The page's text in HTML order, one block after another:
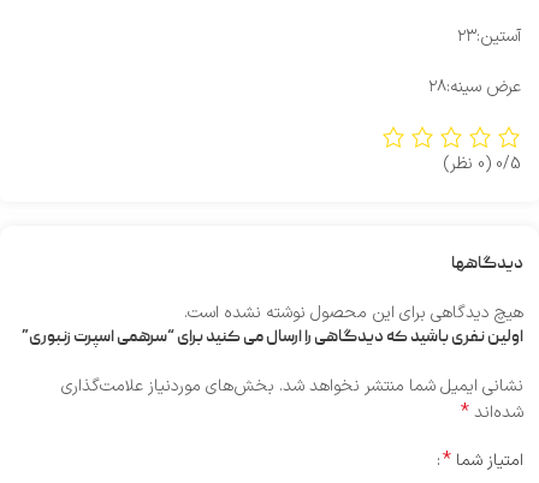
آستین:۲۳
عرض سینه:۲۸
0/5 (0 نظر)
دیدگاهها
هیچ دیدگاهی برای این محصول نوشته نشده است.
اولین نفری باشید که دیدگاهی را ارسال می کنید برای “سرهمی اسپرت زنبوری”
نشانی ایمیل شما منتشر نخواهد شد. بخش‌های موردنیاز علامت‌گذاری
شده‌اند*
امتیاز شما *